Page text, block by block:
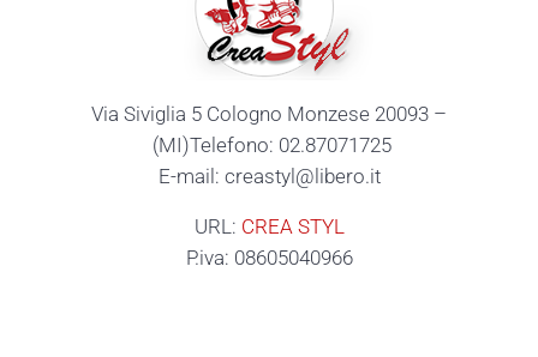
Via Siviglia 5 Cologno Monzese 20093 –
(MI)Telefono: 02.87071725
E-mail: creastyl@libero.it
URL: CREA STYL
P.iva: 08605040966